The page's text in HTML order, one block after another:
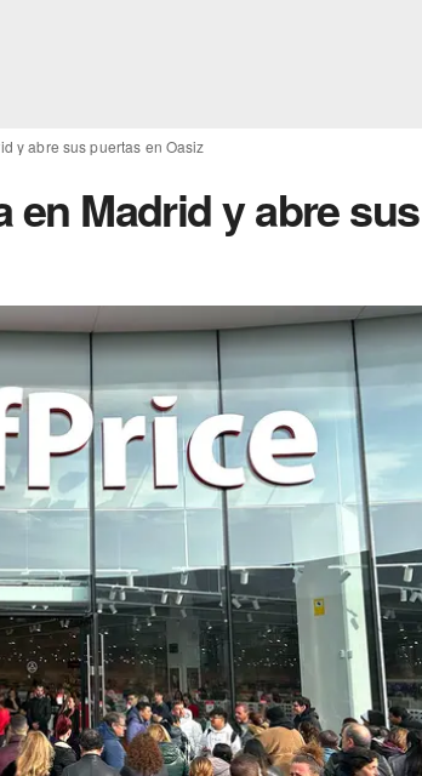
y abre sus puertas en Oasiz
en Madrid y abre sus